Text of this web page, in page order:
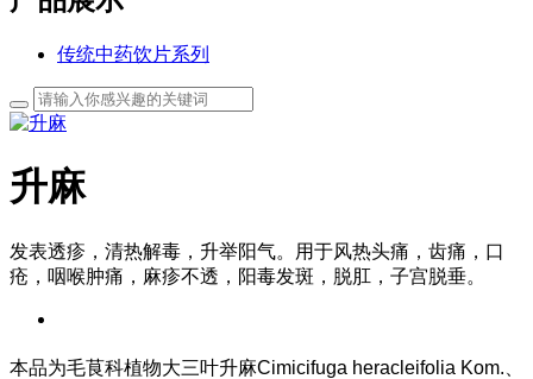
传统中药饮片系列
升麻
发表透疹，清热解毒，升举阳气。用于风热头痛，齿痛，口
疮，咽喉肿痛，麻疹不透，阳毒发斑，脱肛，子宫脱垂。
本品为毛茛科植物大三叶升麻Cimicifuga heracleifolia Kom.、